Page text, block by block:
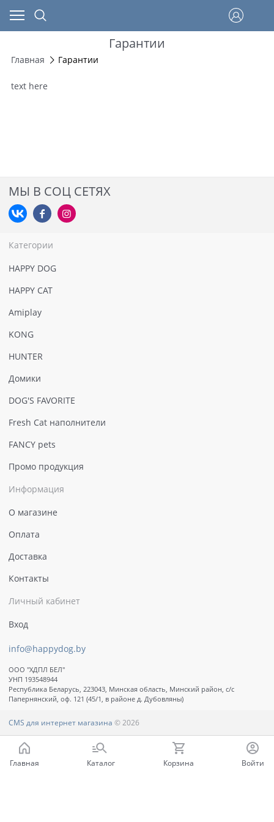
Гарантии
Главная Гарантии
text here
МЫ В СОЦ СЕТЯХ
Категории
HAPPY DOG
HAPPY CAT
Amiplay
KONG
HUNTER
Домики
DOG'S FAVORITE
Fresh Cat наполнители
FANCY pets
Промо продукция
Информация
О магазине
Оплата
Доставка
Контакты
Личный кабинет
Вход
info@happydog.by
ООО "ХДПЛ БЕЛ"
УНП 193548944
Республика Беларусь, 223043, Минская область, Минский район, с/с
Папернянский, оф. 121 (45/1, в районе д. Дубовляны)
CMS для интернет магазина © 2026
Главная Каталог Корзина Войти